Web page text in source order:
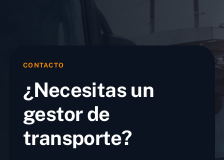
CONTACTO
¿Necesitas un
gestor de
transporte?